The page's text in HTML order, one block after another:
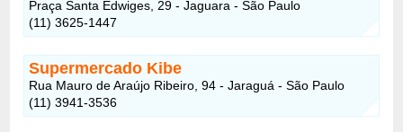
Praça Santa Edwiges, 29 - Jaguara - São Paulo
(11) 3625-1447
Supermercado Kibe
Rua Mauro de Araújo Ribeiro, 94 - Jaraguá - São Paulo
(11) 3941-3536